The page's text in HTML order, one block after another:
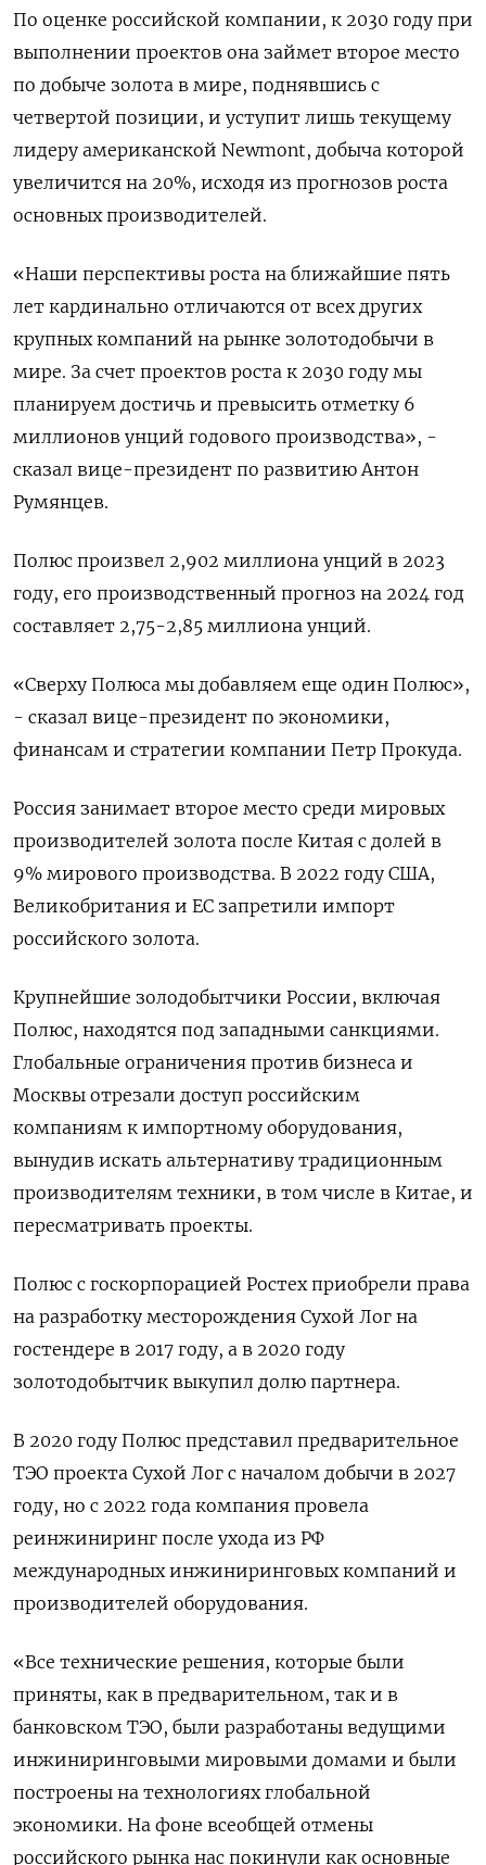
По оценке российской компании, к 2030 году при
выполнении проектов она займет второе место
по добыче золота в мире, поднявшись с
четвертой позиции, и уступит лишь текущему
лидеру американской Newmont, добыча которой
увеличится на 20%, исходя из прогнозов роста
основных производителей.
«Наши перспективы роста на ближайшие пять
лет кардинально отличаются от всех других
крупных компаний на рынке золотодобычи в
мире. За счет проектов роста к 2030 году мы
планируем достичь и превысить отметку 6
миллионов унций годового производства», -
сказал вице-президент по развитию Антон
Румянцев.
Полюс произвел 2,902 миллиона унций в 2023
году, его производственный прогноз на 2024 год
составляет 2,75-2,85 миллиона унций.
«Сверху Полюса мы добавляем еще один Полюс»,
- сказал вице-президент по экономики,
финансам и стратегии компании Петр Прокуда.
Россия занимает второе место среди мировых
производителей золота после Китая с долей в
9% мирового производства. В 2022 году США,
Великобритания и ЕС запретили импорт
российского золота.
Крупнейшие золодобытчики России, включая
Полюс, находятся под западными санкциями.
Глобальные ограничения против бизнеса и
Москвы отрезали доступ российским
компаниям к импортному оборудования,
вынудив искать альтернативу традиционным
производителям техники, в том числе в Китае, и
пересматривать проекты.
Полюс с госкорпорацией Ростех приобрели права
на разработку месторождения Сухой Лог на
гостендере в 2017 году, а в 2020 году
золотодобытчик выкупил долю партнера.
В 2020 году Полюс представил предварительное
ТЭО проекта Сухой Лог с началом добычи в 2027
году, но с 2022 года компания провела
реинжиниринг после ухода из РФ
международных инжиниринговых компаний и
производителей оборудования.
«Все технические решения, которые были
приняты, как в предварительном, так и в
банковском ТЭО, были разработаны ведущими
инжиниринговыми мировыми домами и были
построены на технологиях глобальной
экономики. На фоне всеобщей отмены
российского рынка нас покинули как основные